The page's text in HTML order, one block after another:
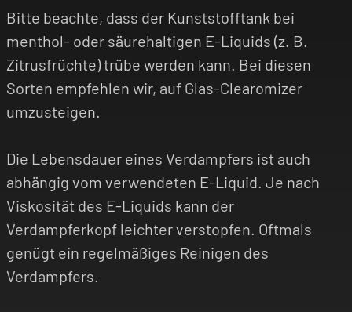
Bitte beachte, dass der Kunststofftank bei
menthol- oder säurehaltigen E-Liquids (z. B.
Zitrusfrüchte) trübe werden kann. Bei diesen
Sorten empfehlen wir, auf Glas-Clearomizer
umzusteigen.
Die Lebensdauer eines Verdampfers ist auch
abhängig vom verwendeten E-Liquid. Je nach
Viskosität des E-Liquids kann der
Verdampferkopf leichter verstopfen. Oftmals
genügt ein regelmäßiges Reinigen des
Verdampfers.